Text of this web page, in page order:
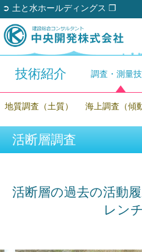
➲ 土と水ホールディングス ❐
技術紹介 調査・測量
地質調査（土質） 海上調査（傾
活断層調査
活断層の過去の活動
レン